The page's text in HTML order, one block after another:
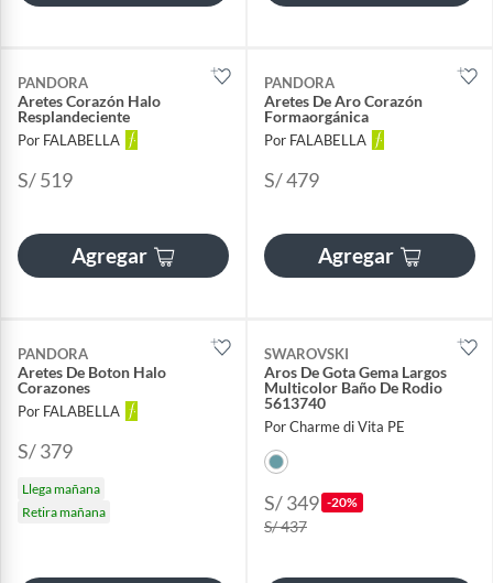
PANDORA
Aretes Corazón Halo
Resplandeciente
Por FALABELLA
S/ 519
Agregar
PANDORA
Aretes De Aro Corazón
Formaorgánica
Por FALABELLA
S/ 479
Agregar
PANDORA
Aretes De Boton Halo
Corazones
Por FALABELLA
S/ 379
Llega mañana
Retira mañana
SWAROVSKI
Aros De Gota Gema Largos
Multicolor Baño De Rodio
5613740
Por Charme di Vita PE
S/ 349 -20%
S/ 437